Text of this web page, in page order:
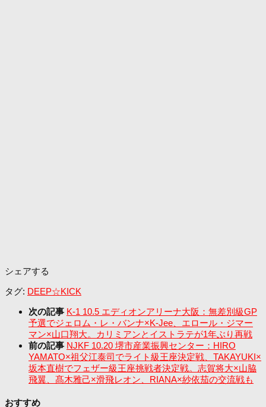
シェアする
タグ: DEEP☆KICK
次の記事 K-1 10.5 エディオンアリーナ大阪：無差別級GP
予選でジェロム・レ・バンナ×K-Jee、エロール・ジマー
マン×山口翔大。カリミアンとイストラテが1年ぶり再戦
前の記事 NJKF 10.20 堺市産業振興センター：HIRO
YAMATO×祖父江泰司でライト級王座決定戦、TAKAYUKI×
坂本直樹でフェザー級王座挑戦者決定戦。志賀将大×山脇
飛翼、髙木雅己×滑飛レオン、RIANA×紗依茄の交流戦も
おすすめ